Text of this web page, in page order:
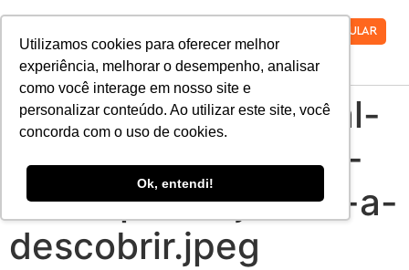
Utilizamos cookies para oferecer melhor
experiência, melhorar o desempenho, analisar
como você interage em nosso site e
personalizar conteúdo. Ao utilizar este site, você
concorda com o uso de cookies.
Ok, entendi!
VESTIBULAR
estender-1000-qual-
faculdade-fazer-12-
dicas-para-ajudalo-a-
descobrir.jpeg